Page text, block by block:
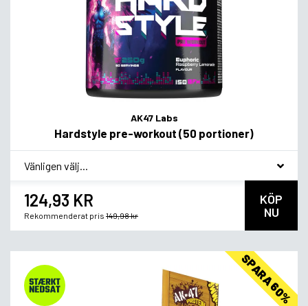
AK47 Labs
Hardstyle pre-workout (50 portioner)
* Smagsvariant
124,93 KR
Rekommenderat pris 149,98 kr
KÖP
NU
SPARA 60%